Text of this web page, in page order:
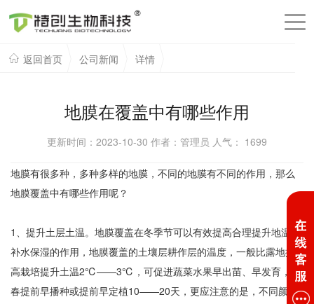
返回首页 公司新闻 详情
地膜在覆盖中有哪些作用
更新时间：2023-10-30 作者：管理员 人气： 1699
地膜有很多种，多种多样的地膜，不同的地膜有不同的作用，那么
地膜覆盖中有哪些作用呢？
1、提升土层土温。地膜覆盖在冬季节可以有效提高合理提升地温和
补水保湿的作用，地膜覆盖的土壤层耕作层的温度，一般比露地提
高栽培提升土温2℃——3℃，可促进蔬菜水果早出苗、早发育，使
春提前早播种或提前早定植10——20天，更应注意的是，不同颜色